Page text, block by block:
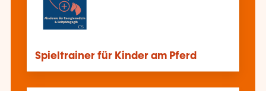
Spieltrainer für Kinder am Pferd